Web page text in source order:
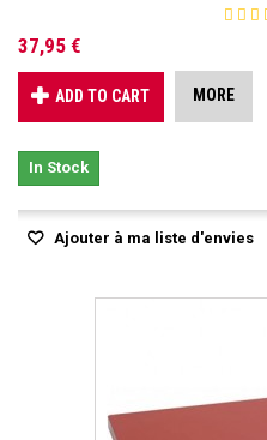
37,95 €
ADD TO CART MORE
In Stock
Ajouter à ma liste d'envies